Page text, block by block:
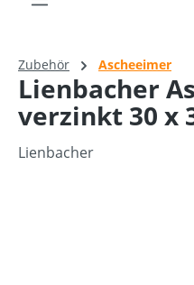
Zubehör Ascheeimer
Lienbacher
verzinkt 30 x
Lienbacher